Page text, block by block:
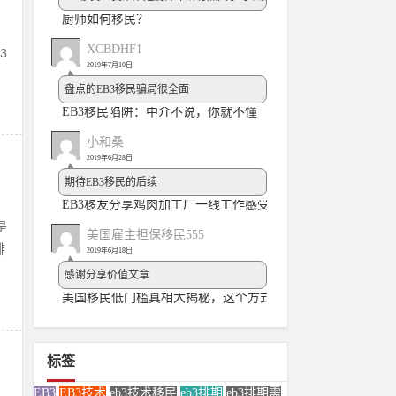
厨师如何移民？
XCBDHF1
2019年7月10日
盘点的EB3移民骗局很全面
EB3移民陷阱：中介不说，你就不懂
小和桑
2019年6月28日
期待EB3移民的后续
EB3移友分享鸡肉加工厂一线工作感受
美国雇主担保移民555
2019年6月18日
感谢分享价值文章
美国移民低门槛真相大揭秘，这个方式简直没有底线
标签
EB3 EB3技术 eb3技术移民 eb3排期 eb3排期需